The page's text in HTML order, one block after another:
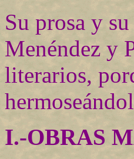
Su prosa y
Menéndez y
literarios,
I.-OBRAS